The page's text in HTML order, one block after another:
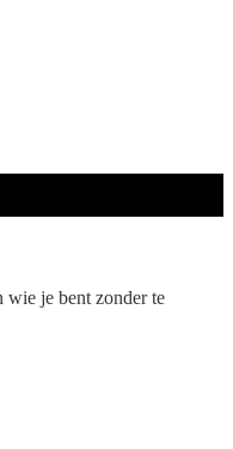
wie je bent zonder te